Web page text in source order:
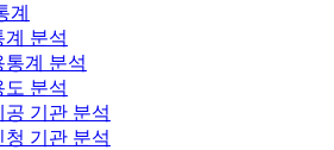
계
계 분석
통계 분석
도 분석
기관 분석
기관 분석